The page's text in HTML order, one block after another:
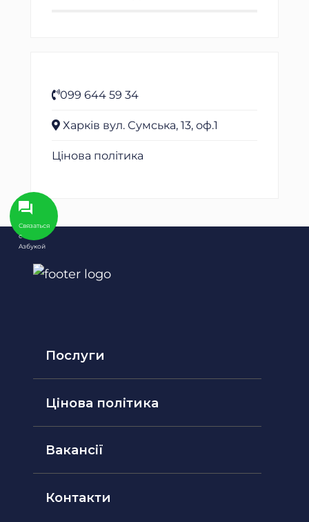
Связаться
с
Aзбукой
099 644 59 34
Харків вул. Сумська, 13, оф.1
Цінова політика
Послуги
Цінова політика
Вакансії
Контакти